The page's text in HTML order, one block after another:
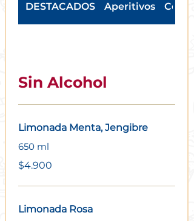
DESTACADOS Aperitivos
Sin Alcohol
Limonada Menta, Jengibre
650 ml
$4.900
Limonada Rosa